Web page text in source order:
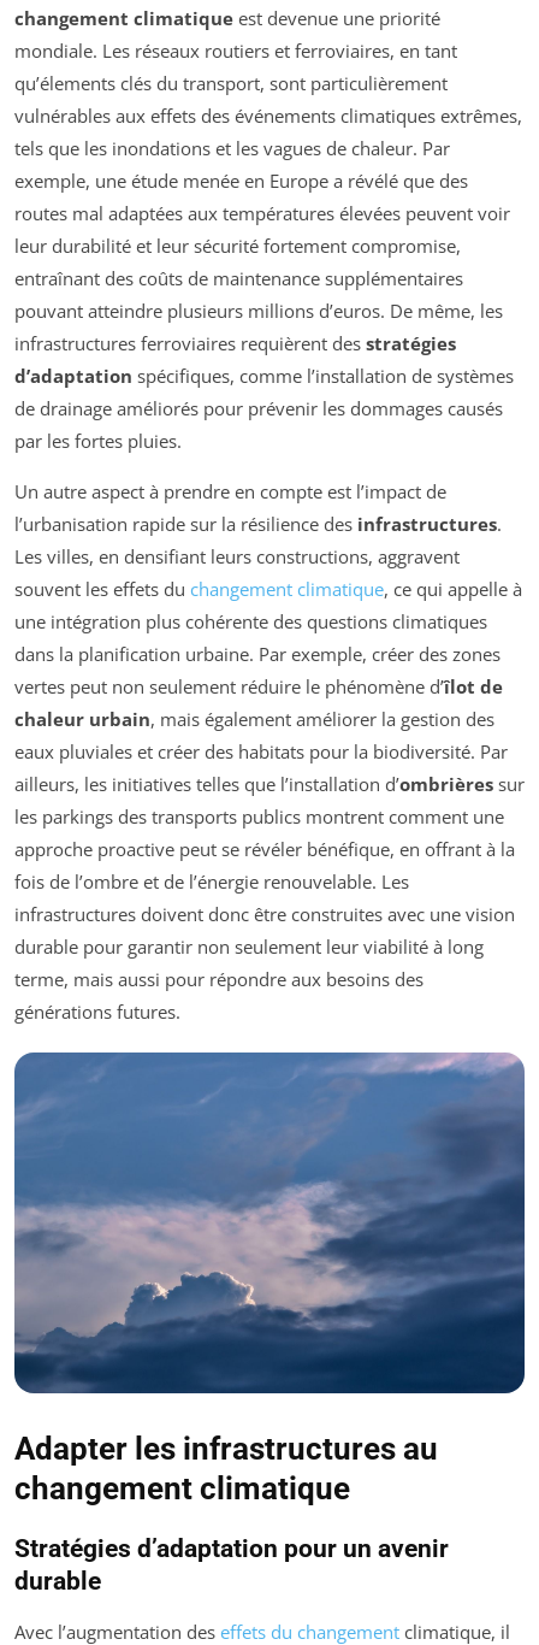
changement climatique est devenue une priorité
mondiale. Les réseaux routiers et ferroviaires, en tant
qu’élements clés du transport, sont particulièrement
vulnérables aux effets des événements climatiques extrêmes,
tels que les inondations et les vagues de chaleur. Par
exemple, une étude menée en Europe a révélé que des
routes mal adaptées aux températures élevées peuvent voir
leur durabilité et leur sécurité fortement compromise,
entraînant des coûts de maintenance supplémentaires
pouvant atteindre plusieurs millions d’euros. De même, les
infrastructures ferroviaires requièrent des stratégies
d’adaptation spécifiques, comme l’installation de systèmes
de drainage améliorés pour prévenir les dommages causés
par les fortes pluies.
Un autre aspect à prendre en compte est l’impact de
l’urbanisation rapide sur la résilience des infrastructures.
Les villes, en densifiant leurs constructions, aggravent
souvent les effets du changement climatique, ce qui appelle à
une intégration plus cohérente des questions climatiques
dans la planification urbaine. Par exemple, créer des zones
vertes peut non seulement réduire le phénomène d’îlot de
chaleur urbain, mais également améliorer la gestion des
eaux pluviales et créer des habitats pour la biodiversité. Par
ailleurs, les initiatives telles que l’installation d’ombrières sur
les parkings des transports publics montrent comment une
approche proactive peut se révéler bénéfique, en offrant à la
fois de l’ombre et de l’énergie renouvelable. Les
infrastructures doivent donc être construites avec une vision
durable pour garantir non seulement leur viabilité à long
terme, mais aussi pour répondre aux besoins des
générations futures.
Adapter les infrastructures au
changement climatique
Stratégies d’adaptation pour un avenir
durable
Avec l’augmentation des effets du changement climatique, il